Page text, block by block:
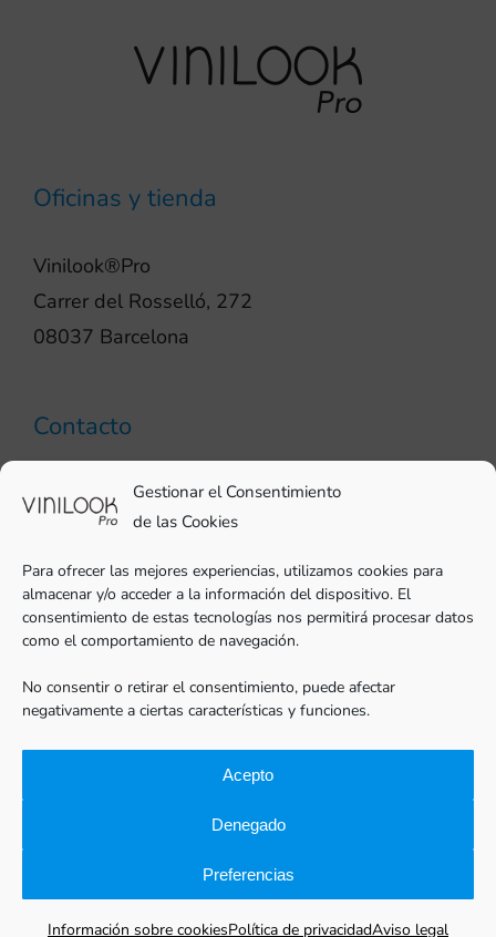
Gestionar el Consentimiento
de las Cookies
Para ofrecer las mejores experiencias, utilizamos cookies para
almacenar y/o acceder a la información del dispositivo. El
consentimiento de estas tecnologías nos permitirá procesar datos
como el comportamiento de navegación.
No consentir o retirar el consentimiento, puede afectar
negativamente a ciertas características y funciones.
Acepto
Denegado
Preferencias
Información sobre cookiesPolítica de privacidadAviso legal
Oficinas y tienda
Vinilook®Pro
Carrer del Rosselló, 272
08037 Barcelona
Contacto
pro@vinilook.es
Vinilos decorativos envinilook.net
Vinilos para empresas | Diseño web: qualitystudio